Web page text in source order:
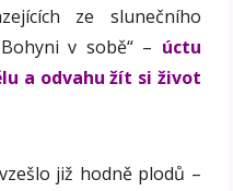
ze slunečního
v sobě“ – úctu
a odvahu žít si život
již hodně plodů –